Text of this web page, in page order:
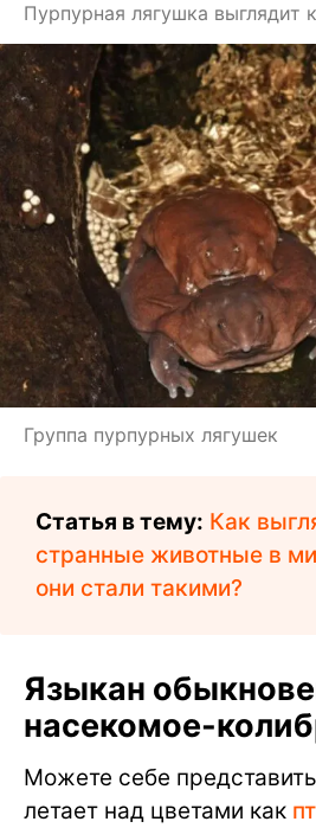
Пурпурная лягушка выглядит
Группа пурпурных лягушек
Статья в тему: Как
странные животные в
они стали такими?
Языкан
насекомое-
Можете себе
летает над цветами как